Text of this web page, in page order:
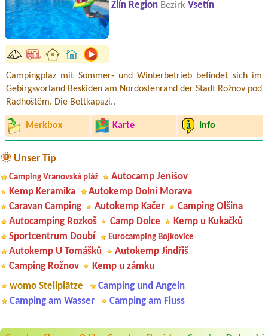
Zlín Region Bezirk Vsetín
Campingplaz mit Sommer- und Winterbetrieb befindet sich im
Gebirgsvorland Beskiden am Nordostenrand der Stadt Rožnov pod
Radhoštěm. Die Bettkapazi..
Merkbox Karte Info
🌞 Unser Tip
Camping Vranovská pláž
Autocamp Jenišov
Kemp Keramika
Autokemp Dolní Morava
Caravan Camping
Autokemp Kačer
Camping Olšina
Autocamping Rozkoš
Camp Dolce
Kemp u Kukačků
Sportcentrum Doubí
Eurocamping Bojkovice
Autokemp U Tomášků
Autokemp Jindřiš
Camping Rožnov
Kemp u zámku
womo Stellplätze
Camping und Angeln
Camping am Wasser
Camping am Fluss